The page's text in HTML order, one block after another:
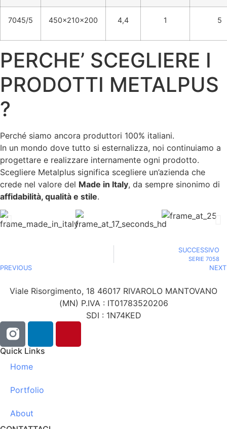
7045/5 450x210x200 4,4 1 5
PERCHE’ SCEGLIERE I
PRODOTTI METALPUS
?
Perché siamo ancora produttori 100% italiani.
In un mondo dove tutto si esternalizza, noi continuiamo a
progettare e realizzare internamente ogni prodotto.
Scegliere Metalplus significa scegliere un’azienda che
crede nel valore del Made in Italy, da sempre sinonimo di
affidabilità, qualità e stile.
SUCCESSIVO
SERIE 7058
PREVIOUS NEXT
Viale Risorgimento, 18 46017 RIVAROLO MANTOVANO
(MN) P.IVA : IT01783520206
SDI : 1N74KED
Quick Links
Home
Portfolio
About